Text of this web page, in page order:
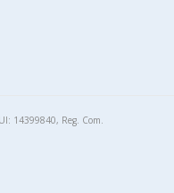
14399840, Reg. Com.